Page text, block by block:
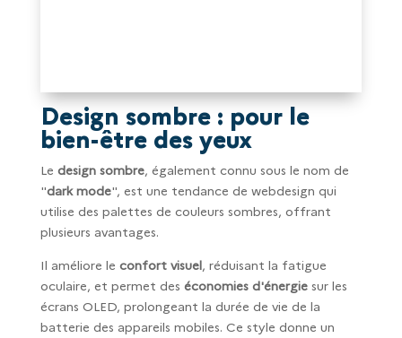
Design sombre : pour le
bien-être des yeux
Le design sombre, également connu sous le nom de
"dark mode", est une tendance de webdesign qui
utilise des palettes de couleurs sombres, offrant
plusieurs avantages.
Il améliore le confort visuel, réduisant la fatigue
oculaire, et permet des économies d'énergiesur les
écrans OLED, prolongeant la durée de vie de la
batterie des appareils mobiles. Ce style donne un